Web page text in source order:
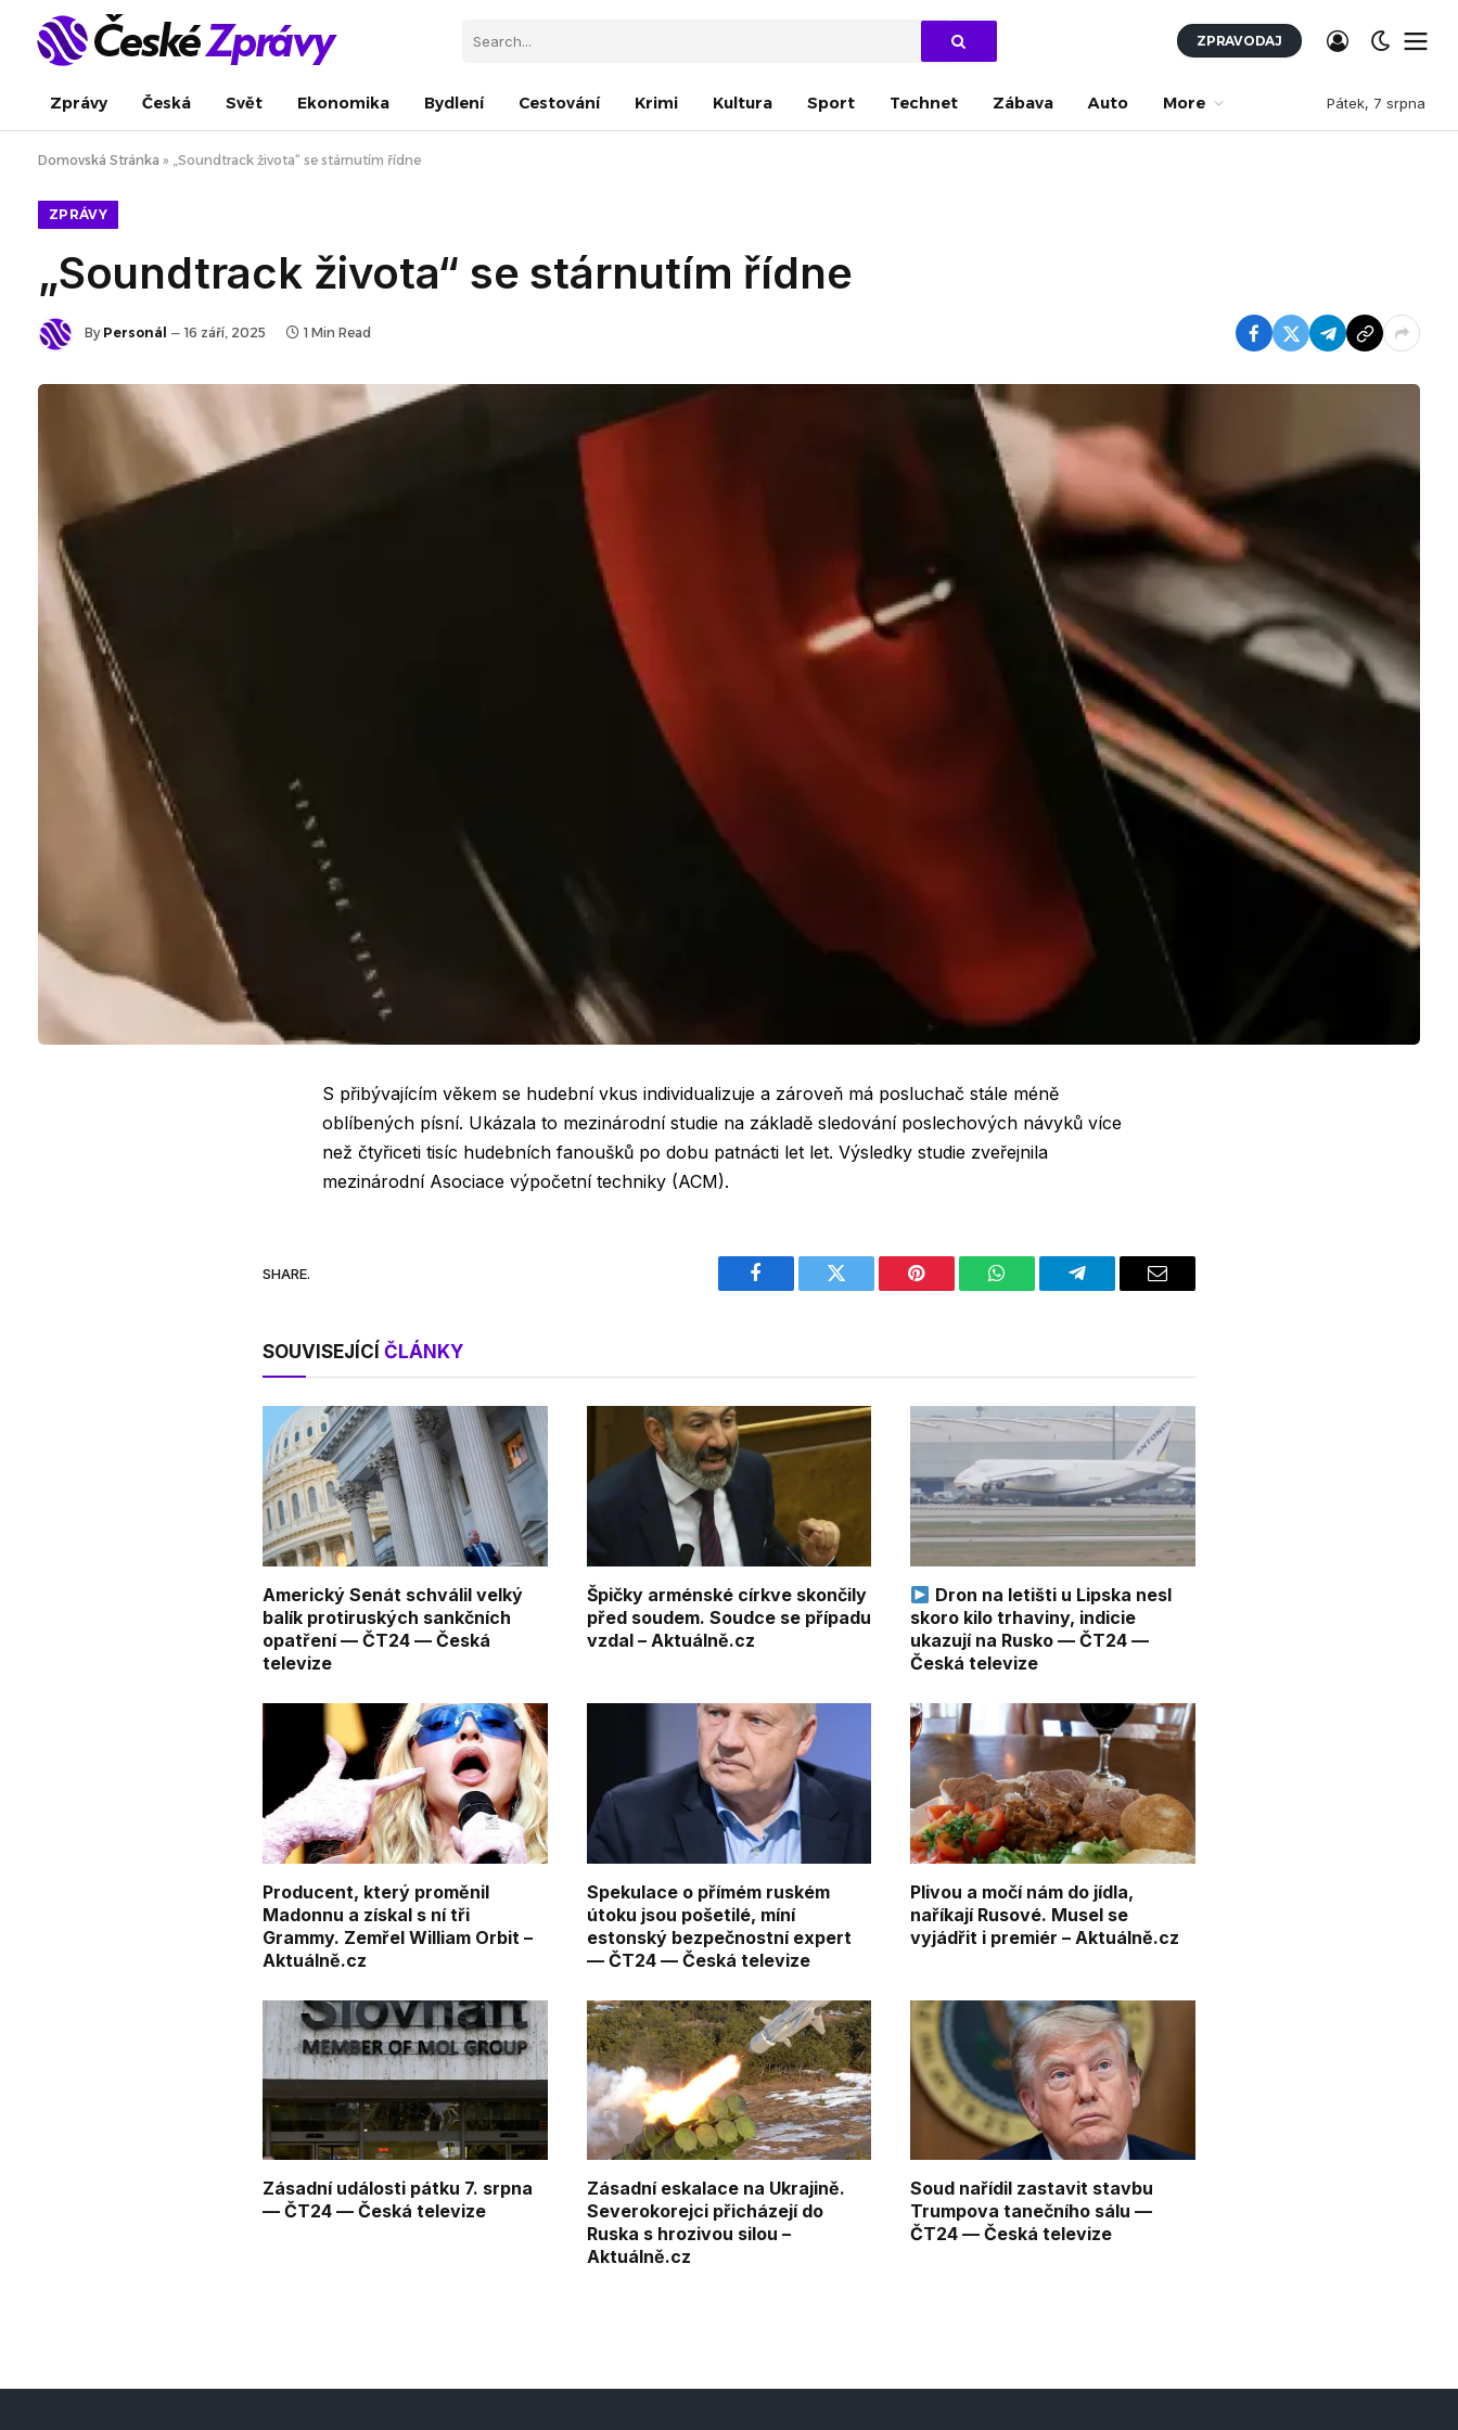
ZPRAVODAJ
Zprávy Česká Svět Ekonomika Bydlení Cestování Krimi Kultura Sport Technet Zábava Auto More Pátek, 7 srpna
Domovská Stránka » „Soundtrack života“ se stárnutím řídne
ZPRÁVY
„Soundtrack života“ se stárnutím řídne
By Personál 16 září, 2025 1 Min Read
S přibývajícím věkem se hudební vkus individualizuje a zároveň má posluchač stále méně
oblíbených písní. Ukázala to mezinárodní studie na základě sledování poslechových návyků více
než čtyřiceti tisíc hudebních fanoušků po dobu patnácti let let. Výsledky studie zveřejnila
mezinárodní Asociace výpočetní techniky (ACM).
SHARE.
Facebook Twitter Pinterest WhatsAppTelegram Email
SOUVISEJÍCÍČLÁNKY
Americký Senát schválil velký
balík protiruských sankčních
opatření — ČT24 — Česká
televize
Špičky arménské církve skončily
před soudem. Soudce se případu
vzdal – Aktuálně.cz
Dron na letišti u Lipska nesl
skoro kilo trhaviny, indicie
ukazují na Rusko — ČT24 —
Česká televize
Producent, který proměnil
Madonnu a získal s ní tři
Grammy. Zemřel William Orbit –
Aktuálně.cz
Spekulace o přímém ruském
útoku jsou pošetilé, míní
estonský bezpečnostní expert
— ČT24 — Česká televize
Plivou a močí nám do jídla,
naříkají Rusové. Musel se
vyjádřit i premiér – Aktuálně.cz
Zásadní události pátku 7. srpna
— ČT24 — Česká televize
Zásadní eskalace na Ukrajině.
Severokorejci přicházejí do
Ruska s hrozivou silou –
Aktuálně.cz
Soud nařídil zastavit stavbu
Trumpova tanečního sálu —
ČT24 — Česká televize